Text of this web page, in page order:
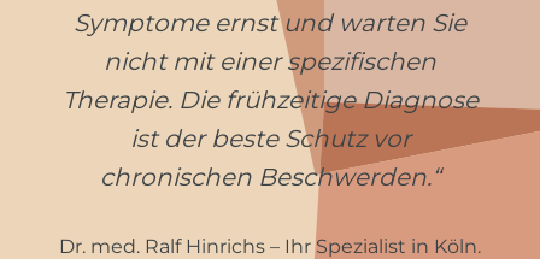
Symptome ernst und warten Sie
nicht mit einer spezifischen
Therapie. Die frühzeitige Diagnose
ist der beste Schutz vor
chronischen Beschwerden.“
Dr. med. Ralf Hinrichs – Ihr Spezialist in Köln.